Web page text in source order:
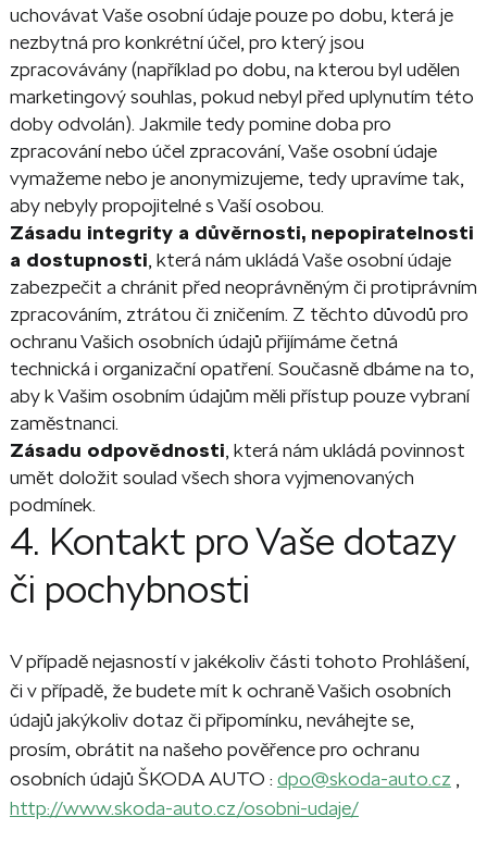
uchovávat Vaše osobní údaje pouze po dobu, která je
nezbytná pro konkrétní účel, pro který jsou
zpracovávány (například po dobu, na kterou byl udělen
marketingový souhlas, pokud nebyl před uplynutím této
doby odvolán). Jakmile tedy pomine doba pro
zpracování nebo účel zpracování, Vaše osobní údaje
vymažeme nebo je anonymizujeme, tedy upravíme tak,
aby nebyly propojitelné s Vaší osobou.
Zásadu integrity a důvěrnosti, nepopiratelnosti
a dostupnosti, která nám ukládá Vaše osobní údaje
zabezpečit a chránit před neoprávněným či protiprávním
zpracováním, ztrátou či zničením. Z těchto důvodů pro
ochranu Vašich osobních údajů přijímáme četná
technická i organizační opatření. Současně dbáme na to,
aby k Vašim osobním údajům měli přístup pouze vybraní
zaměstnanci.
Zásadu odpovědnosti, která nám ukládá povinnost
umět doložit soulad všech shora vyjmenovaných
podmínek.
4. Kontakt pro Vaše dotazy
či pochybnosti
V případě nejasností v jakékoliv části tohoto Prohlášení,
či v případě, že budete mít k ochraně Vašich osobních
údajů jakýkoliv dotaz či připomínku, neváhejte se,
prosím, obrátit na našeho pověřence pro ochranu
osobních údajů ŠKODA AUTO : dpo@skoda-auto.cz ,
http://www.skoda-auto.cz/osobni-udaje/